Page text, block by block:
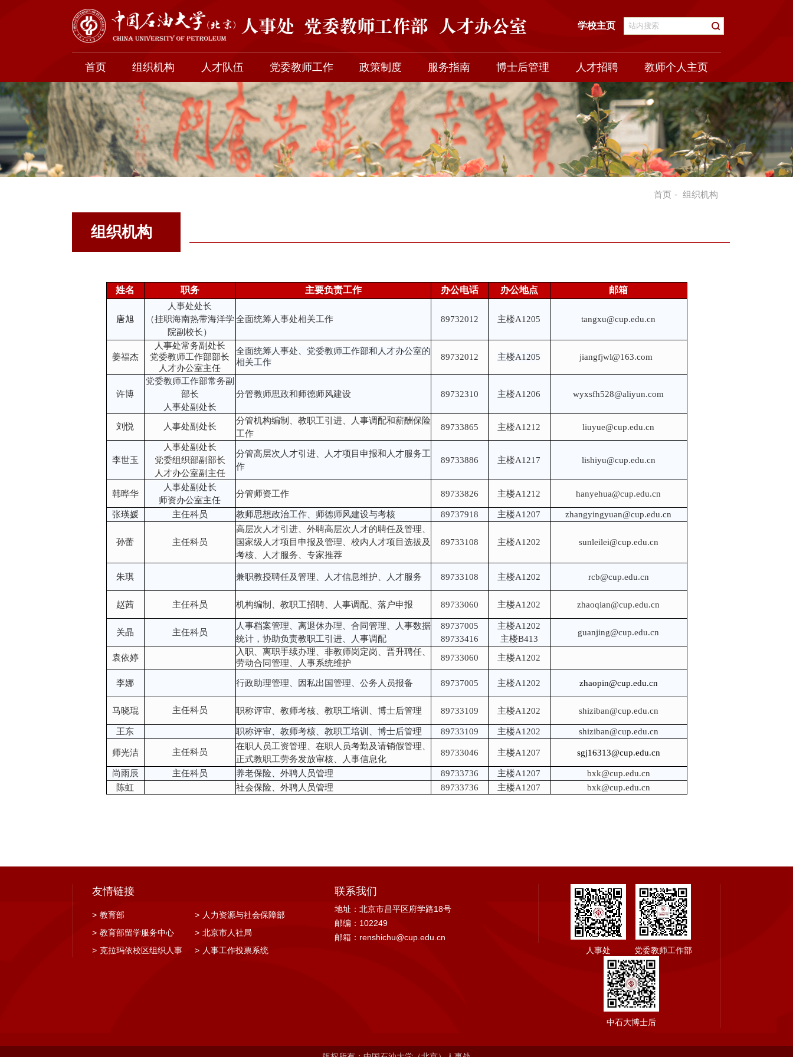
学校主页
首页 组织机构 人才队伍 党委教师工作 政策制度 服务指南 博士后管理 人才招聘 教师个人主页
组织机构
首页 - 组织机构
姓名 职务 主要负责工作 办公电话 办公地点 邮箱
唐旭
人事处处长
（挂职海南热带海洋学
院副校长）
全面统筹人事处相关工作 89732012 主楼A1205 tangxu@cup.edu.cn
姜福杰
人事处常务副处长
党委教师工作部部长
人才办公室主任
全面统筹人事处、党委教师工作部和人才办公室的
相关工作
89732012 主楼A1205 jiangfjwl@163.com
许博
党委教师工作部常务副
部长
人事处副处长
分管教师思政和师德师风建设 89732310 主楼A1206 wyxsfh528@aliyun.com
刘悦 人事处副处长
分管机构编制、教职工引进、人事调配和薪酬保险
工作
89733865 主楼A1212 liuyue@cup.edu.cn
李世玉
人事处副处长
党委组织部副部长
人才办公室副主任
分管高层次人才引进、人才项目申报和人才服务工
作
89733886 主楼A1217 lishiyu@cup.edu.cn
韩晔华
人事处副处长
师资办公室主任
分管师资工作 89733826 主楼A1212 hanyehua@cup.edu.cn
张瑛媛 主任科员 教师思想政治工作、师德师风建设与考核 89737918 主楼A1207 zhangyingyuan@cup.edu.cn
孙蕾 主任科员
高层次人才引进、外聘高层次人才的聘任及管理、
国家级人才项目申报及管理、校内人才项目选拔及
考核、人才服务、专家推荐
89733108 主楼A1202 sunleilei@cup.edu.cn
朱琪 兼职教授聘任及管理、人才信息维护、人才服务 89733108 主楼A1202 rcb@cup.edu.cn
赵茜 主任科员 机构编制、教职工招聘、人事调配、落户申报 89733060 主楼A1202 zhaoqian@cup.edu.cn
关晶 主任科员
人事档案管理、离退休办理、合同管理、人事数据
统计，协助负责教职工引进、人事调配
89737005
89733416
主楼A1202
主楼B413
guanjing@cup.edu.cn
袁依婷
入职、离职手续办理、非教师岗定岗、晋升聘任、
劳动合同管理、人事系统维护
89733060 主楼A1202
李娜 行政助理管理、因私出国管理、公务人员报备 89737005 主楼A1202 zhaopin@cup.edu.cn
马晓琨 主任科员 职称评审、教师考核、教职工培训、博士后管理 89733109 主楼A1202 shiziban@cup.edu.cn
王东 职称评审、教师考核、教职工培训、博士后管理 89733109 主楼A1202 shiziban@cup.edu.cn
师光洁 主任科员
在职人员工资管理、在职人员考勤及请销假管理、
正式教职工劳务发放审核、人事信息化
89733046 主楼A1207 sgj16313@cup.edu.cn
尚雨辰 主任科员 养老保险、外聘人员管理 89733736 主楼A1207
bxk@cup.edu.cn
陈虹
社会保险、外聘人员管理 89733736 主楼A1207 bxk@cup.edu.cn
友情链接
> 教育部 > 人力资源与社会保障部
> 教育部留学服务中心 > 北京市人社局
> 克拉玛依校区组织人事
> 人事工作投票系统
联系我们
地址：北京市昌平区府学路18号
邮编：102249
邮箱：renshichu@cup.edu.cn
人事处
党委教师工作部
中石大博士后